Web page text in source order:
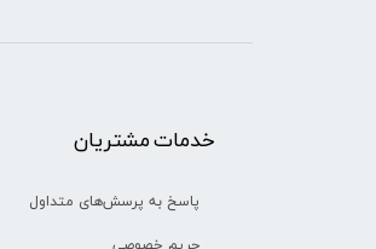
خدمات مشتریان
پاسخ به پرسش‌های متداول
حریم خصوصی